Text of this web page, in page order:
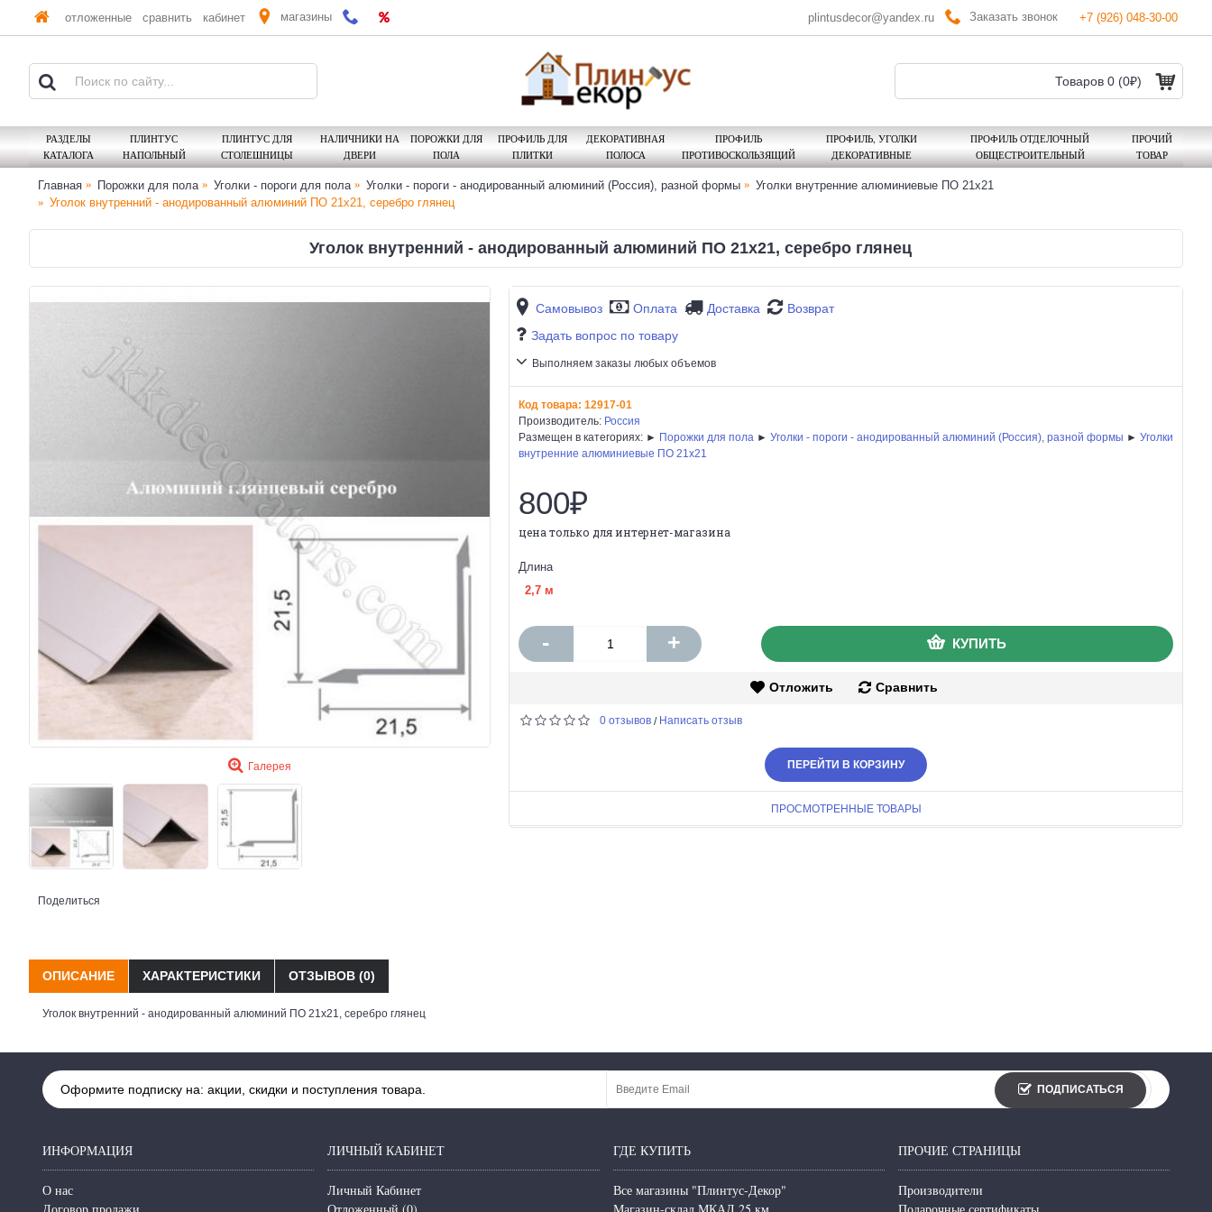
отложенные сравнить кабинет магазины plintusdecor@yandex.ru Заказать звонок +7 (926) 048-30-00
Товаров 0 (0₽)
РАЗДЕЛЫ
КАТАЛОГА
ПЛИНТУС
НАПОЛЬНЫЙ
ПЛИНТУС ДЛЯ
СТОЛЕШНИЦЫ
НАЛИЧНИКИ НА
ДВЕРИ
ПОРОЖКИ ДЛЯ
ПОЛА
ПРОФИЛЬ ДЛЯ
ПЛИТКИ
ДЕКОРАТИВНАЯ
ПОЛОСА
ПРОФИЛЬ
ПРОТИВОСКОЛЬЗЯЩИЙ
ПРОФИЛЬ, УГОЛКИ
ДЕКОРАТИВНЫЕ
ПРОФИЛЬ ОТДЕЛОЧНЫЙ
ОБЩЕСТРОИТЕЛЬНЫЙ
ПРОЧИЙ
ТОВАР
Главная Порожки для пола Уголки - пороги для пола Уголки - пороги - анодированный алюминий (Россия), разной формы
Уголки внутренние алюминиевые ПО 21х21
Уголок внутренний - анодированный алюминий ПО 21х21, серебро глянец
Уголок внутренний - анодированный алюминий ПО 21х21, серебро глянец
Галерея
Поделиться
Самовывоз Оплата Доставка
Возврат
Задать вопрос по товару
Выполняем заказы любых объемов
Код товара: 12917-01
Производитель: Россия
Размещен в категориях: ► Порожки для пола ► Уголки - пороги - анодированный алюминий (Россия), разной формы ► Уголки
внутренние алюминиевые ПО 21х21
800₽
цена только для интернет-магазина
Длина
2,7 м
- + КУПИТЬ
Отложить Сравнить
0 отзывов / Написать отзыв
ПЕРЕЙТИ В КОРЗИНУ
ПРОСМОТРЕННЫЕ ТОВАРЫ
ОПИСАНИЕ ХАРАКТЕРИСТИКИ ОТЗЫВОВ (0)
Уголок внутренний - анодированный алюминий ПО 21х21, серебро глянец
Оформите подписку на: акции, скидки и поступления товара. ПОДПИСАТЬСЯ
ИНФОРМАЦИЯ
О нас
Договор продажи
ЛИЧНЫЙ КАБИНЕТ
Личный Кабинет
Отложенный (0)
ГДЕ КУПИТЬ
Все магазины "Плинтус-Декор"
Магазин-склад МКАД 25 км.
ПРОЧИЕ СТРАНИЦЫ
Производители
Подарочные сертификаты